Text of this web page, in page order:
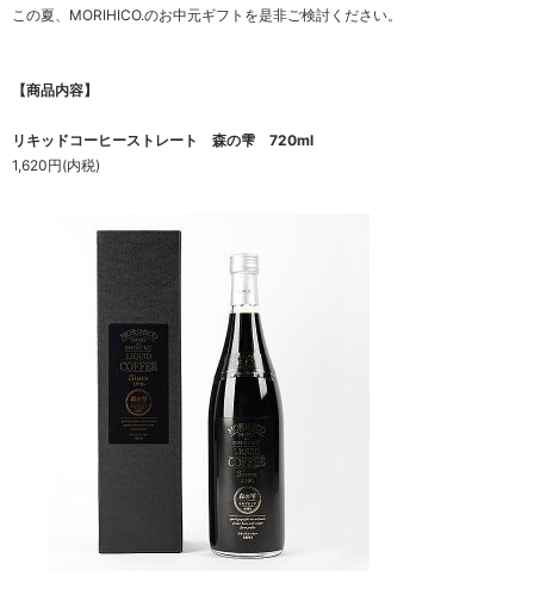
この夏、MORIHICO.のお中元ギフトを是非ご検討ください。
【商品内容】
リキッドコーヒーストレート 森の雫 720ml
1,620円(内税)